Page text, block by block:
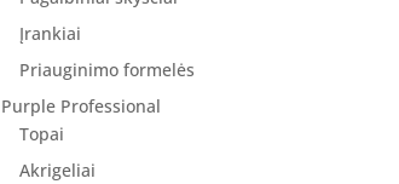
Įrankiai
Priauginimo formelės
Purple Professional
Topai
Akrigeliai